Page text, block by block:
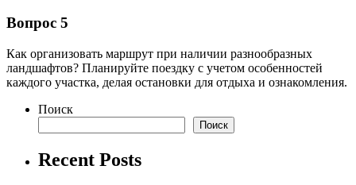
Вопрос 5
Как организовать маршрут при наличии разнообразных
ландшафтов? Планируйте поездку с учетом особенностей
каждого участка, делая остановки для отдыха и ознакомления.
Поиск
Поиск
Recent Posts